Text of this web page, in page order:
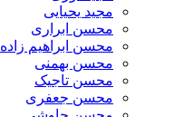
مجید یحیایی
محسن ابراری
محسن ابراهیم زاده
محسن بهمنی
محسن تاجیک
محسن جعفری